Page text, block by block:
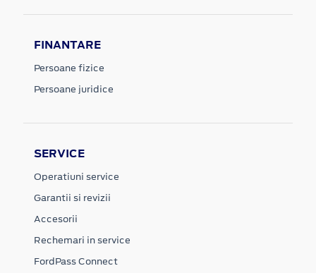
FINANTARE
Persoane fizice
Persoane juridice
SERVICE
Operatiuni service
Garantii si revizii
Accesorii
Rechemari in service
FordPass Connect